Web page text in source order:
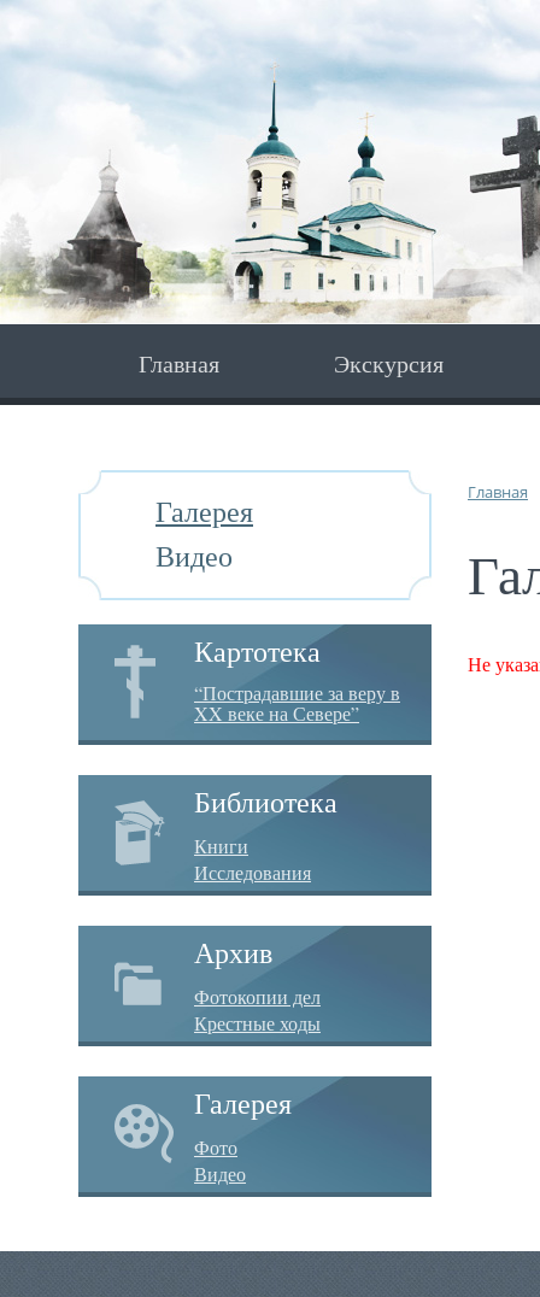
Главная Экскурсия
Галерея
Видео
Картотека
“Пострадавшие за веру в
XX веке на Севере”
Библиотека
Книги
Исследования
Архив
Фотокопии дел
Крестные ходы
Галерея
Фото
Видео
Главная
Не